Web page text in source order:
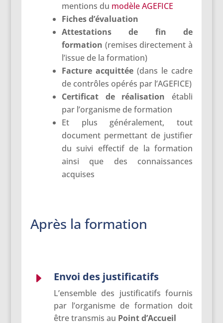
mentions du modèle AGEFICE
Fichesd’évaluation
Attestations de fin de
formation (remises directement à
l’issue de la formation)
Facture acquittée (dans le cadre
de contrôles opérés par l’AGEFICE)
Certificat de réalisation établi
par l’organisme de formation
Et plus généralement, tout
document permettant de justifier
du suivi effectif de la formation
ainsi que des connaissances
acquises
Après la formation
E Envoi des justificatifs
L’ensemble des justificatifs fournis
par l’organisme de formation doit
être transmis au Point d’Accueil